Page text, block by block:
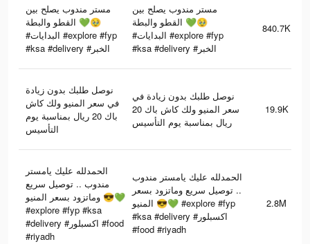
مستر مندوب يصلح بين
القطو والبطة 💚🥹
#البدايات #explore #fyp
#ksa #delivery #الخبر
مستر مندوب يصلح بين
القطو والبطة 💚🥹
#البدايات #explore #fyp
#ksa #delivery #الخبر
840.7K
نوصل طلبك بدون زيادة
في سعر المنيو ولك كاش
باك 20 ريال بمناسبة يوم
التأسيس
نوصل طلبك بدون زيادة في
سعر المنيو ولك كاش باك 20
ريال بمناسبة يوم التأسيس
19.9K
الحمدلله عليك يامستر
مندوب .. توصيل سريع
وماتزود بسعر المنيو 😎💚
#explore #fyp #ksa
#delivery #اكسبلور #food
#riyadh
الحمدلله عليك يامستر مندوب
.. توصيل سريع وماتزود بسعر
المنيو 😎💚 #explore #fyp
#ksa #delivery #اكسبلور
#food #riyadh
2.8M